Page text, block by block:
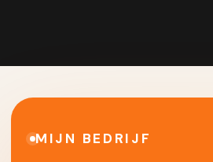
MIJN BEDRIJF